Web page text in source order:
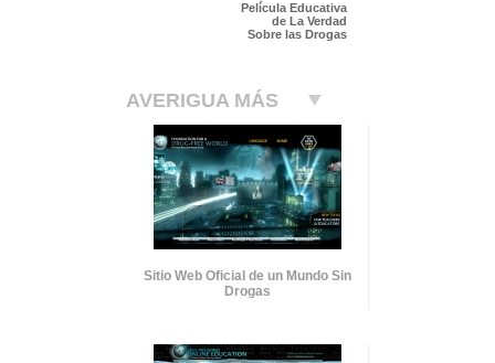
Película Educativa
de La Verdad
Sobre las Drogas
AVERIGUA MÁS
Sitio Web Oficial de un Mundo Sin
Drogas